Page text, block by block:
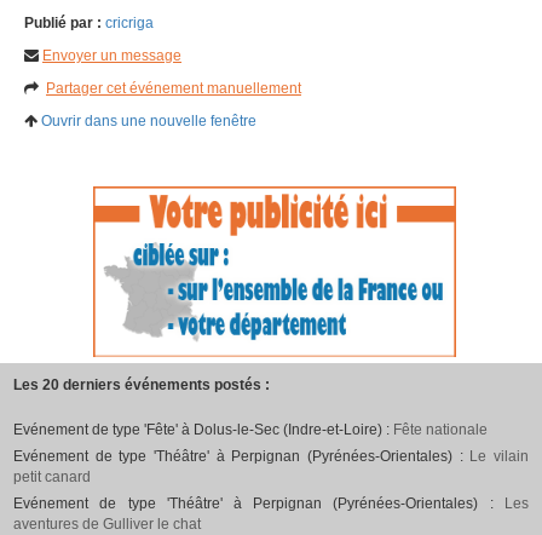
Publié par : cricriga
Envoyer un message
Partager cet événement manuellement
Ouvrir dans une nouvelle fenêtre
Les 20 derniers événements postés :
Evénement de type 'Fête' à Dolus-le-Sec (Indre-et-Loire) : Fête nationale
Evénement de type 'Théâtre' à Perpignan (Pyrénées-Orientales) : Le vilain
petit canard
Evénement de type 'Théâtre' à Perpignan (Pyrénées-Orientales) :
Les
aventures de Gulliver le chat